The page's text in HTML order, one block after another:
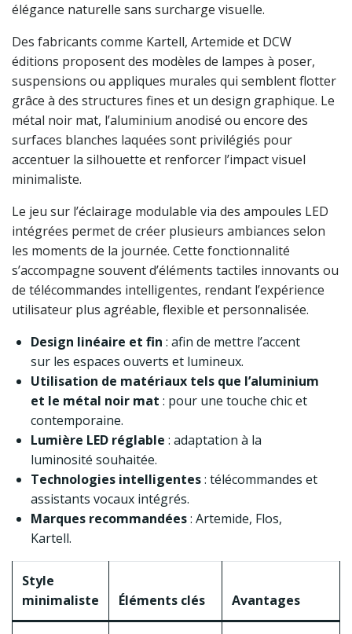
élégance naturelle sans surcharge visuelle.
Des fabricants comme Kartell, Artemide et DCW
éditions proposent des modèles de lampes à poser,
suspensions ou appliques murales qui semblent flotter
grâce à des structures fines et un design graphique. Le
métal noir mat, l’aluminium anodisé ou encore des
surfaces blanches laquées sont privilégiés pour
accentuer la silhouette et renforcer l’impact visuel
minimaliste.
Le jeu sur l’éclairage modulable via des ampoules LED
intégrées permet de créer plusieurs ambiances selon
les moments de la journée. Cette fonctionnalité
s’accompagne souvent d’éléments tactiles innovants ou
de télécommandes intelligentes, rendant l’expérience
utilisateur plus agréable, flexible et personnalisée.
Design linéaire et fin : afin de mettre l’accent
sur les espaces ouverts et lumineux.
Utilisation de matériaux tels que l’aluminium
et le métal noir mat : pour une touche chic et
contemporaine.
Lumière LED réglable : adaptation à la
luminosité souhaitée.
Technologies intelligentes: télécommandes et
assistants vocaux intégrés.
Marques recommandées: Artemide, Flos,
Kartell.
Style
minimaliste
Éléments clés Avantages